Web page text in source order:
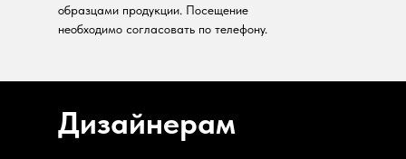
образцами продукции. Посещение
необходимо согласовать по телефону.
Дизайнерам